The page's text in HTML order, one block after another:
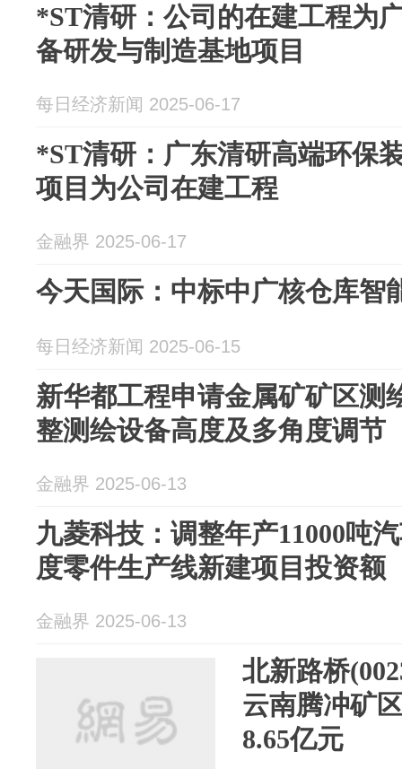
*ST清研：公司的在建工程为
备研发与制造基地项目
每日经济新闻 2025-06-17
*ST清研：广东清研高端环保
项目为公司在建工程
金融界 2025-06-17
今天国际：中标中广核仓库智
每日经济新闻 2025-06-15
新华都工程申请金属矿矿区测
整测绘设备高度及多角度调节
金融界 2025-06-13
九菱科技：调整年产11000吨
度零件生产线新建项目投资额
金融界 2025-06-13
北新路桥
云南腾冲矿
8.65亿元